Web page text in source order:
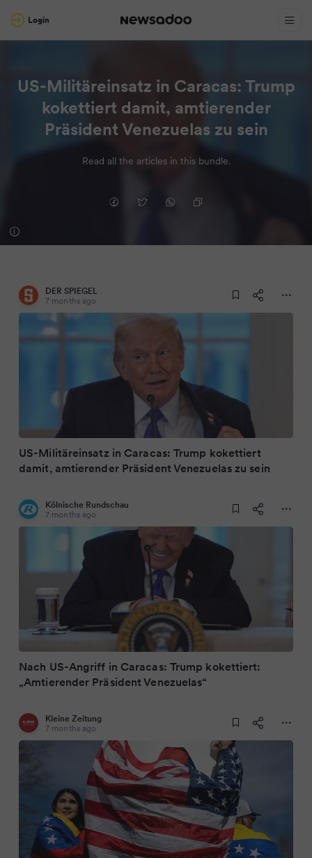
Login
US-Militäreinsatz in Caracas: Trump
kokettiert damit, amtierender
Präsident Venezuelas zu sein
Read all the articles in this bundle.
DER SPIEGEL
7 months ago
US-Militäreinsatz in Caracas: Trump kokettiert
damit, amtierender Präsident Venezuelas zu sein
Kölnische Rundschau
7 months ago
Nach US-Angriff in Caracas: Trump kokettiert:
„Amtierender Präsident Venezuelas“
Kleine Zeitung
7 months ago